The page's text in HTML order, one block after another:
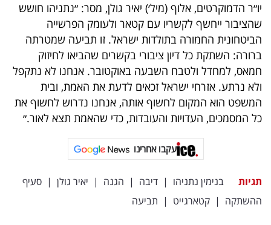
עקבו
אחרינו:
יו״ר הדמוקרטים, אלוף (מיל׳) יאיר גולן, מסר: ״נתניהו חושש
שהציבור ייחשף לקשריו עם קטאר ולעומק הפרשייה
הביטחונית החמורה בתולדות ישראל. זו תביעה שמטרתה
ברורה: השתקת כל דיון ציבורי בקשרים שהביאו לחיזוק
חמאס, למחדל ולטבח השבעה באוקטובר. אנחנו לא נתקפל
ולא נרתע. אזרחי ישראל זכאים לדעת את האמת, ובית
המשפט הוא המקום לחשוף אותה, אנחנו נדרוש לחשוף את
כל המסמכים, העדויות והעובדות, כדי שהאמת תצא לאור.״
עקבו אחרינו
תגיות בנימין נתניהו | דיבה | הגנה | יאיר גולן | סעיף
ההשתקה | קטארגייט | תביעה